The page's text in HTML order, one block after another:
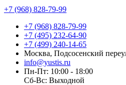
+7 (968) 828-79-99
+7 (968) 828-79-99
+7 (495) 232-64-90
+7 (499) 240-14-65
Москва, Подсосенский
info@yustis.ru
Пн-Пт: 10:00 - 18:00
Сб-Вс: Выходной